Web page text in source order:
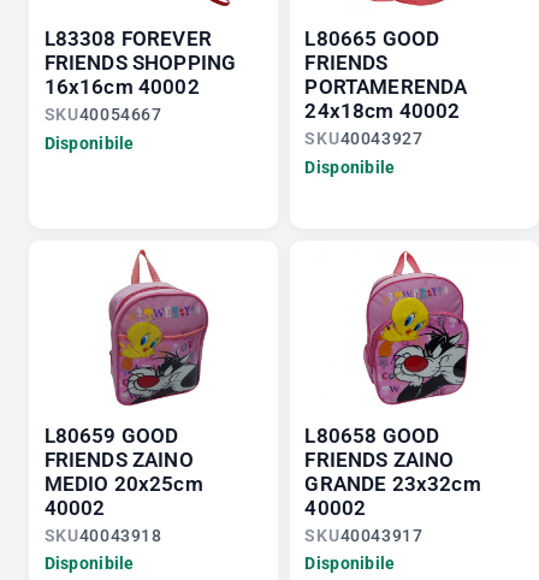
L83308 FOREVER
FRIENDS SHOPPING
16x16cm 40002
SKU40054667
Disponibile
L80665 GOOD
FRIENDS
PORTAMERENDA
24x18cm 40002
SKU40043927
Disponibile
L80659 GOOD
FRIENDS ZAINO
MEDIO 20x25cm
40002
SKU40043918
Disponibile
L80658 GOOD
FRIENDS ZAINO
GRANDE 23x32cm
40002
SKU40043917
Disponibile